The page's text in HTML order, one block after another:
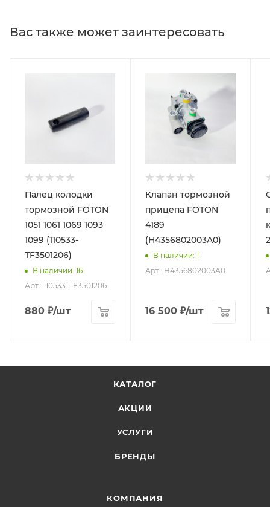
Вас также может заинтересовать
Палец колодки
тормозной FOTON
1051 1061 1069 1093
1099 (110533-
TF3501206)
В наличии: 16
Арт.: 110533-TF3501206
880 ₽/шт
Клапан тормозной
прицепа FOTON
4189
(H4356802003A0)
В наличии: 1
Арт.: H4356802003A0
16 500 ₽/шт
КАТАЛОГ
АКЦИИ
УСЛУГИ
БРЕНДЫ
КОМПАНИЯ